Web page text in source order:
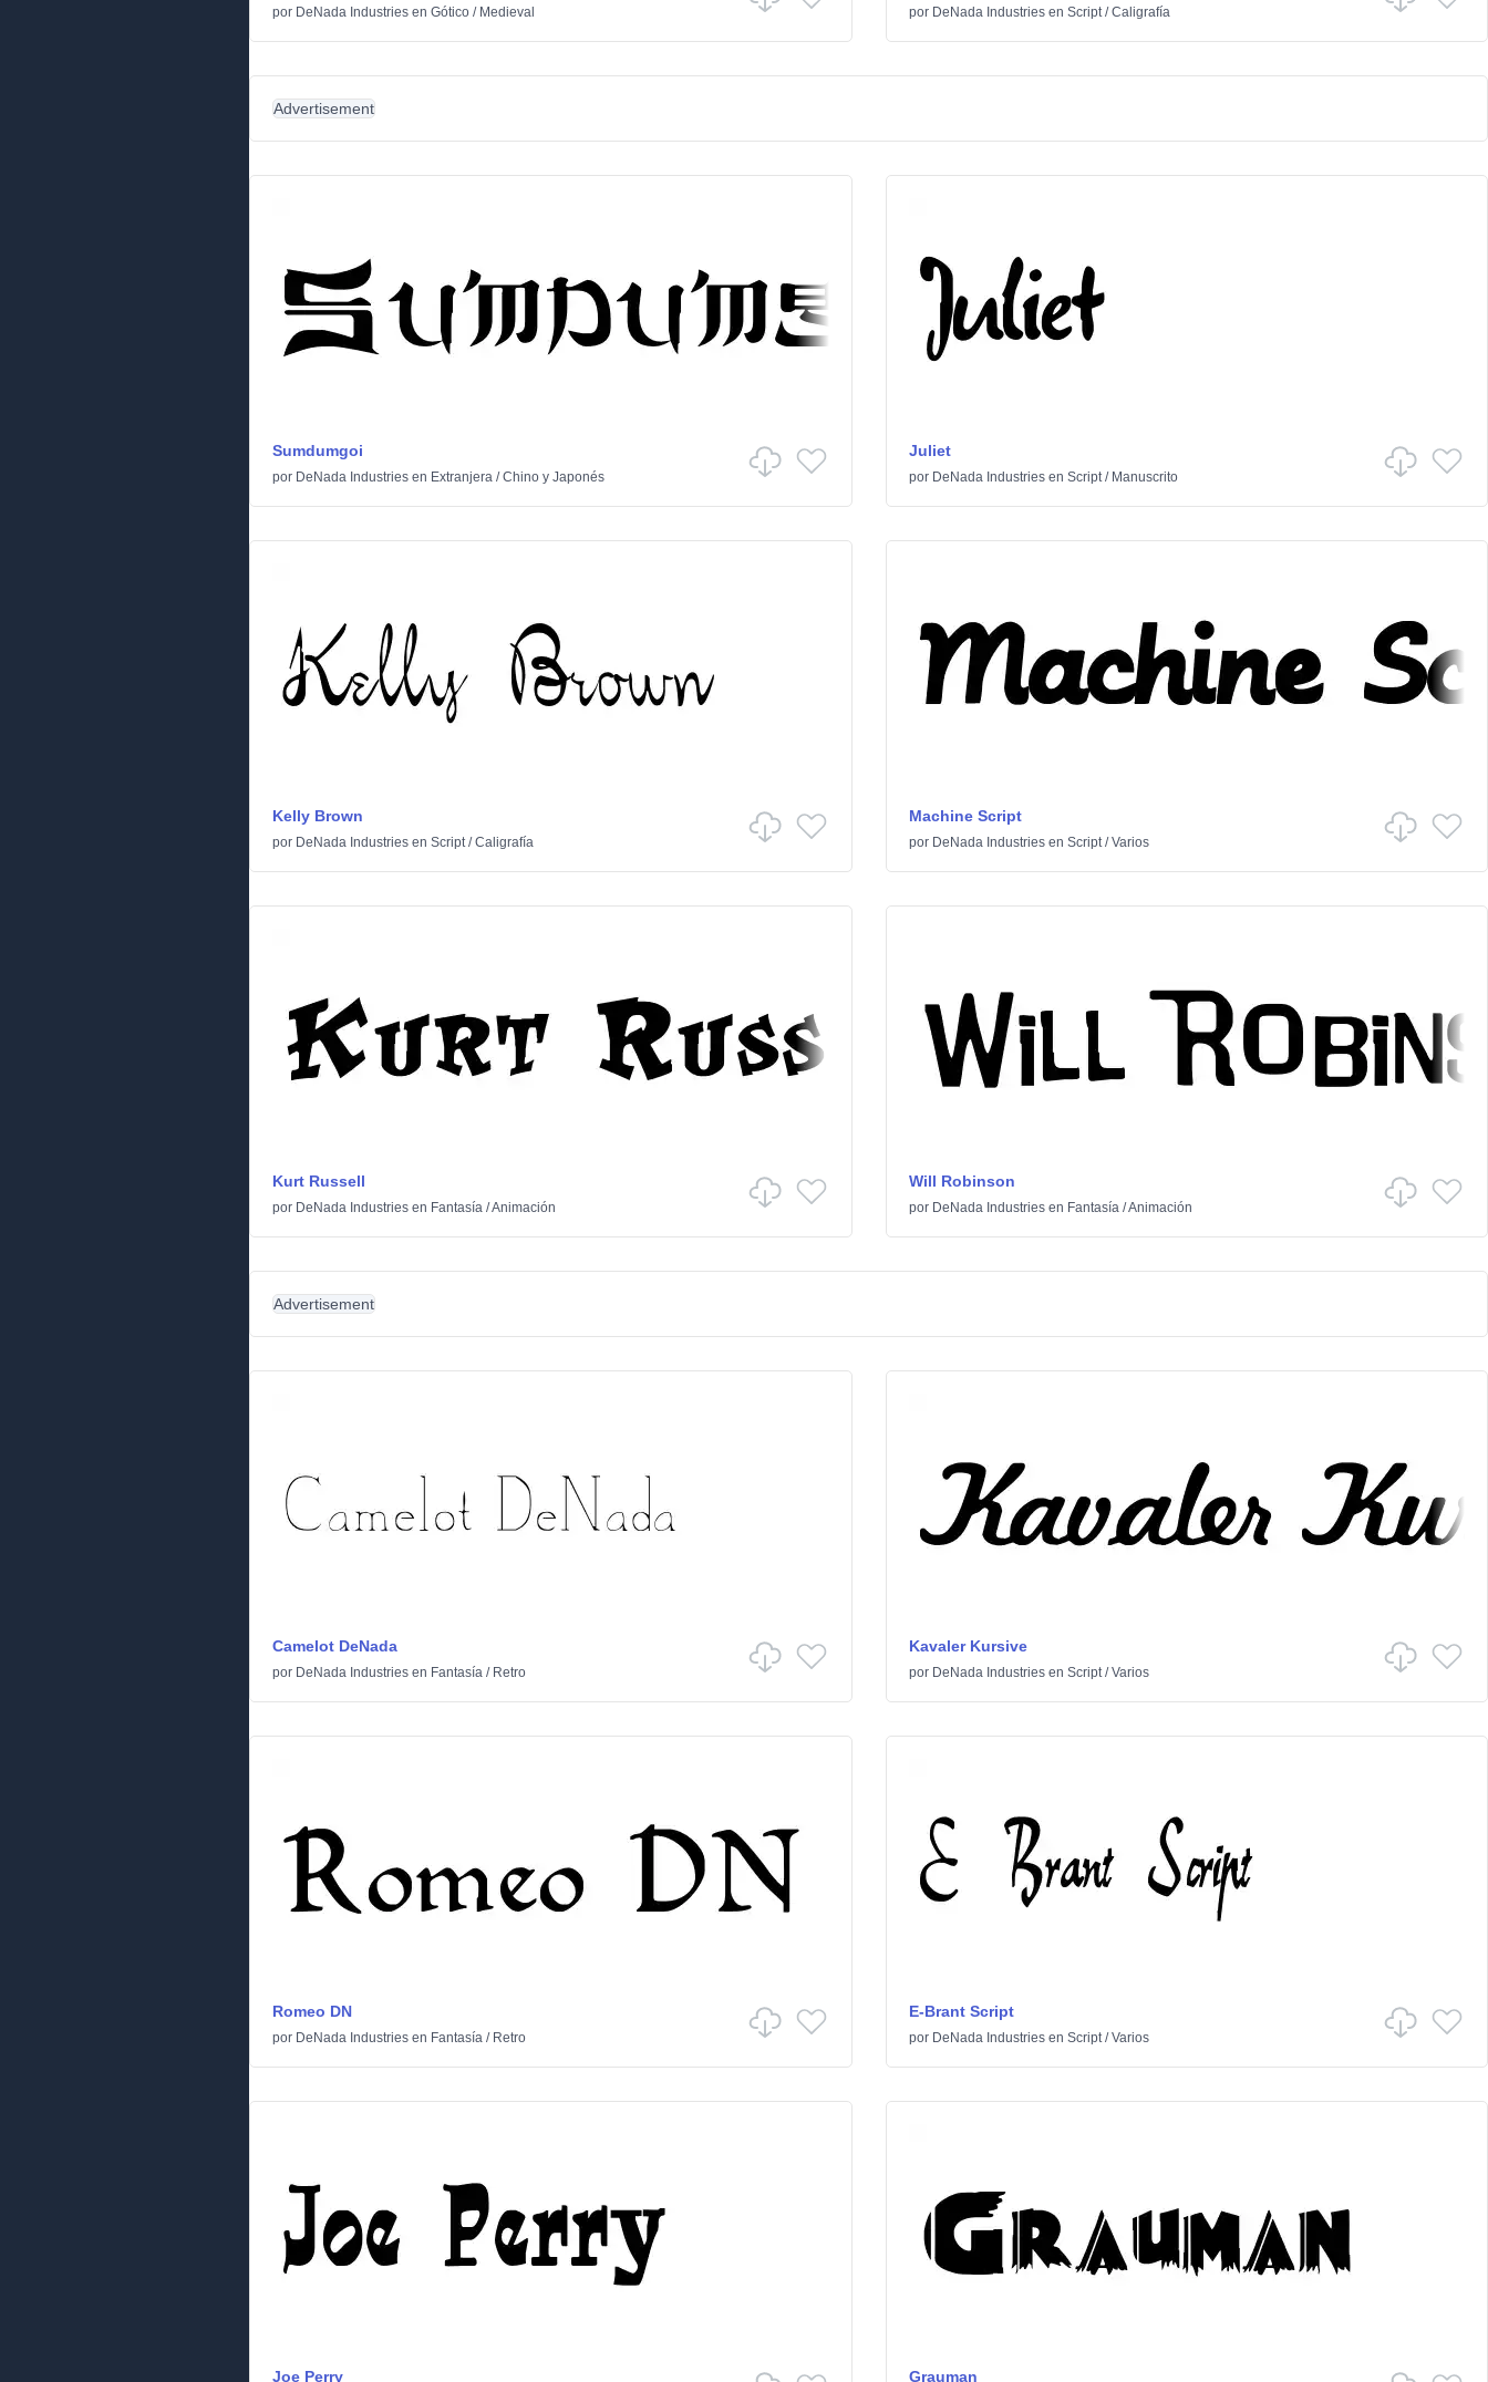
por DeNada Industries en Gótico / Medieval por DeNada Industriesen Script/Caligrafía
Advertisement
Sumdumgoi
por DeNada Industries en Extranjera /Chino y Japonés
Juliet
por DeNada Industriesen Script/ Manuscrito
Kelly Brown
por DeNada Industries en Script/Caligrafía
Machine Script
por DeNada Industriesen Script/Varios
Kurt Russell
por DeNada Industries en Fantasía /Animación
Will Robinson
por DeNada Industriesen Fantasía/Animación
Advertisement
Camelot DeNada
por DeNada Industries en Fantasía / Retro
Kavaler Kursive
por DeNada Industriesen Script/Varios
Romeo DN
por DeNada Industries en Fantasía / Retro
E-Brant Script
por DeNada Industriesen Script/Varios
Joe Perry Grauman